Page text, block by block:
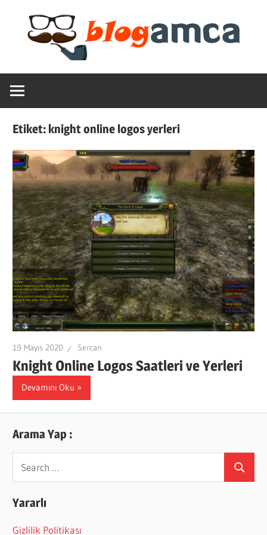
content
Blogamca
2025
Haber,
Blogların
Amcası
Etiket: knight online logos yerleri
19 Mayıs 2020 Sercan
Knight Online Logos Saatleri ve Yerleri
Devamını Oku
Arama Yap :
Search
for:
Search
Yararlı
Gizlilik Politikası